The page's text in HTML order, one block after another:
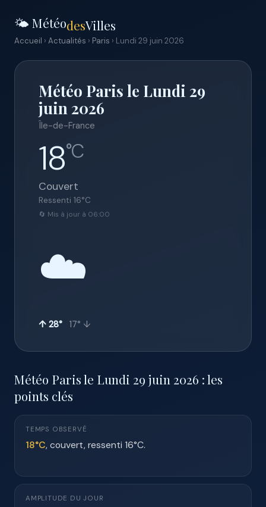
🌤️ MétéodesVilles
Accueil › Actualités › Paris › Lundi 29 juin 2026
Météo Paris le Lundi 29
juin 2026
Île-de-France
18°C
Couvert
Ressenti 16°C
🔄 Mis à jour à 06:00
☁️
↑ 28° 17° ↓
Météo Paris le Lundi 29 juin 2026 : les
points clés
TEMPS OBSERVÉ
18°C, couvert, ressenti 16°C.
AMPLITUDE DU JOUR